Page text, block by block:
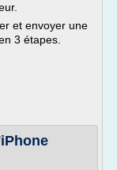
et envoyer une
3 étapes.